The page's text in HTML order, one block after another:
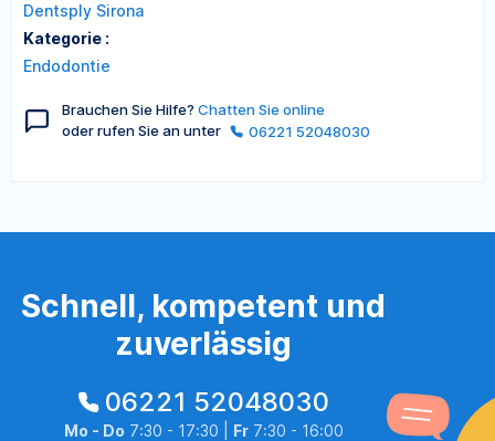
Dentsply Sirona
Kategorie :
Endodontie
Brauchen Sie Hilfe? Chatten Sie online
oder rufen Sie an unter
06221 52048030
Schnell, kompetent und
zuverlässig
06221 52048030
Mo - Do 7:30 - 17:30 | Fr7:30 - 16:00